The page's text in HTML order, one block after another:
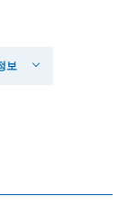
보